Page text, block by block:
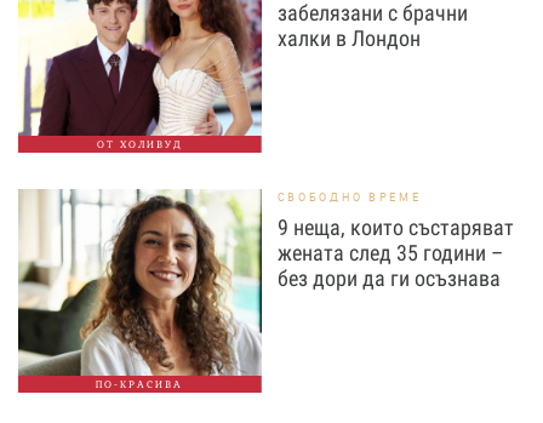
ОТ ХОЛИВУД
забелязани с брачни
халки в Лондон
ПО-КРАСИВА
СВОБОДНО ВРЕМЕ
9 неща, които състаряват
жената след 35 години –
без дори да ги осъзнава